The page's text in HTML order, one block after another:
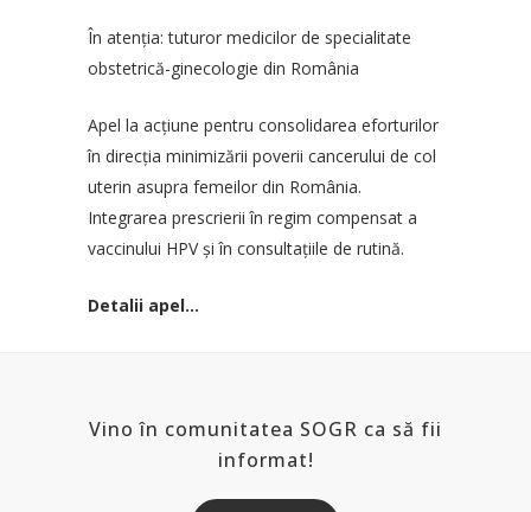
În atenția: tuturor medicilor de specialitate
obstetrică-ginecologie din România
Apel la acțiune pentru consolidarea eforturilor
în direcția minimizării poverii cancerului de col
uterin asupra femeilor din România.
Integrarea prescrierii în regim compensat a
vaccinului HPV și în consultațiile de rutină.
Detalii apel…
Vino în comunitatea SOGR ca să fii
informat!